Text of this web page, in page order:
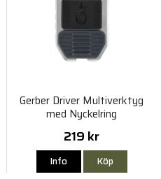
Gerber Driver Multiverktyg
med Nyckelring
219 kr
Info Köp